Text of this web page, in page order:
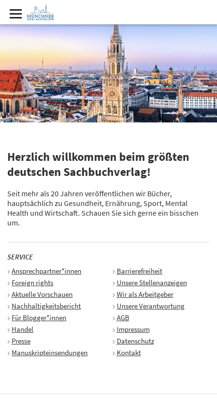
Herzlich willkommen beim größten
deutschen Sachbuchverlag!
Seit mehr als 20 Jahren veröffentlichen wir Bücher,
hauptsächlich zu Gesundheit, Ernährung, Sport, Mental
Health und Wirtschaft. Schauen Sie sich gerne ein bisschen
um.
SERVICE
Ansprechpartner*innen
Foreign rights
Aktuelle Vorschauen
Nachhaltigkeitsbericht
Für Blogger*innen
Handel
Presse
Manuskripteinsendungen
Barrierefreiheit
Unsere Stellenanzeigen
Wir als Arbeitgeber
Unsere Verantwortung
AGB
Impressum
Datenschutz
Kontakt